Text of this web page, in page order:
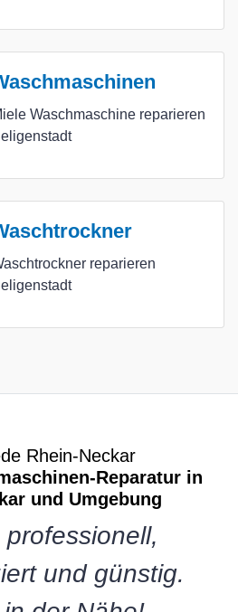
Waschmaschine reparieren
reparieren
Rhein-Neckar
Reparatur in
und Umgebung
und günstig.